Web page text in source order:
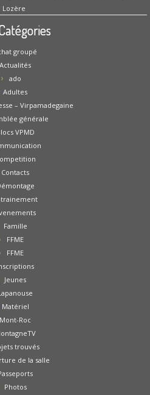
Lozère
groupé
Actualités
ado
Adultes
– Virpamadegaine
générale
VPMD
Contacts
Famille
FFME
FFME
Jeunes
Matériel
Mont-Roc
trouvés
de la salle
Photos